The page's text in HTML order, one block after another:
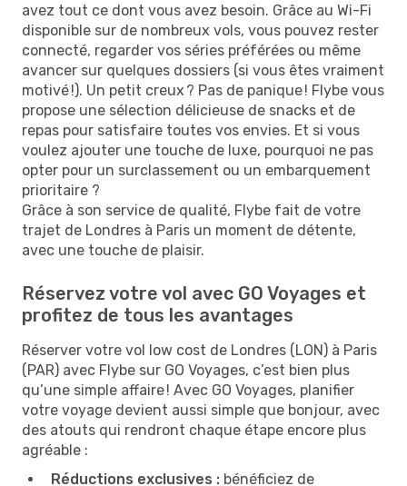
avez tout ce dont vous avez besoin. Grâce au Wi-Fi
disponible sur de nombreux vols, vous pouvez rester
connecté, regarder vos séries préférées ou même
avancer sur quelques dossiers (si vous êtes vraiment
motivé !). Un petit creux ? Pas de panique ! Flybe vous
propose une sélection délicieuse de snacks et de
repas pour satisfaire toutes vos envies. Et si vous
voulez ajouter une touche de luxe, pourquoi ne pas
opter pour un surclassement ou un embarquement
prioritaire ?
Grâce à son service de qualité, Flybe fait de votre
trajet de Londres à Paris un moment de détente,
avec une touche de plaisir.
Réservez votre vol avec GO Voyages et
profitez de tous les avantages
Réserver votre vol low cost de Londres (LON) à Paris
(PAR) avec Flybe sur GO Voyages, c’est bien plus
qu’une simple affaire ! Avec GO Voyages, planifier
votre voyage devient aussi simple que bonjour, avec
des atouts qui rendront chaque étape encore plus
agréable :
Réductions exclusives : bénéficiez de